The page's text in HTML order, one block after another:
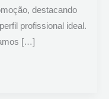
destacando
profissional ideal.
[…]